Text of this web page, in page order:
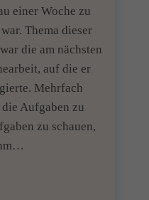
einer Woche zu
Thema dieser
die am nächsten
auf die er
Mehrfach
die Aufgaben zu
zu schauen,